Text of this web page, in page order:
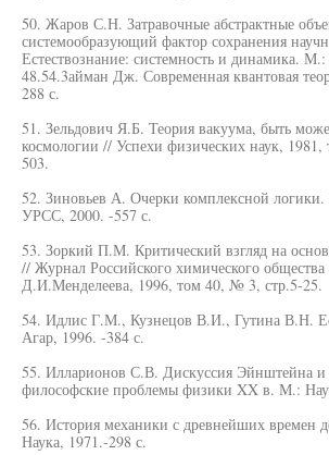
50. Жаров С.Н. Затравочные абстрактные
системообразующий фактор сохранения
Естествознание: системность и динамика.
48.54.3айман Дж. Современная квантовая
288 с.
51. Зельдович Я.Б. Теория вакуума, быть
космологии // Успехи физических наук,
503.
52. Зиновьев А. Очерки комплексной
УРСС, 2000. -557 с.
53. Зоркий П.М. Критический взгляд на
// Журнал Российского химического
Д.И.Менделеева, 1996, том 40, № 3, стр.5-25.
54. Идлис Г.М., Кузнецов В.И., Гутина В.Н.
Агар, 1996. -384 с.
55. Илларионов С.В. Дискуссия Эйнштейна
философские проблемы физики XX в. М.:
56. История механики с древнейших
Наука, 1971.-298 с.